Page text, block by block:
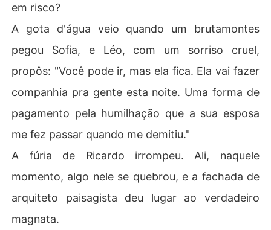
em risco?
A gota d'água veio quando um brutamontes
pegou Sofia, e Léo, com um sorriso cruel,
propôs: "Você pode ir, mas ela fica. Ela vai fazer
companhia pra gente esta noite. Uma forma de
pagamento pela humilhação que a sua esposa
me fez passar quando me demitiu."
A fúria de Ricardo irrompeu. Ali, naquele
momento, algo nele se quebrou, e a fachada de
arquiteto paisagista deu lugar ao verdadeiro
magnata.